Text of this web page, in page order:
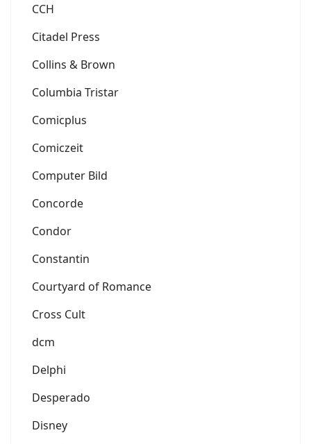
CCH
Citadel Press
Collins & Brown
Columbia Tristar
Comicplus
Comiczeit
Computer Bild
Concorde
Condor
Constantin
Courtyard of Romance
Cross Cult
dcm
Delphi
Desperado
Disney